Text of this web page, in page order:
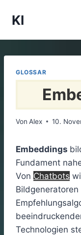
Inhalt
KI
GLOSSAR
Von Alex 10.
Embeddings
Fundament
Von Chatbots
Technologien